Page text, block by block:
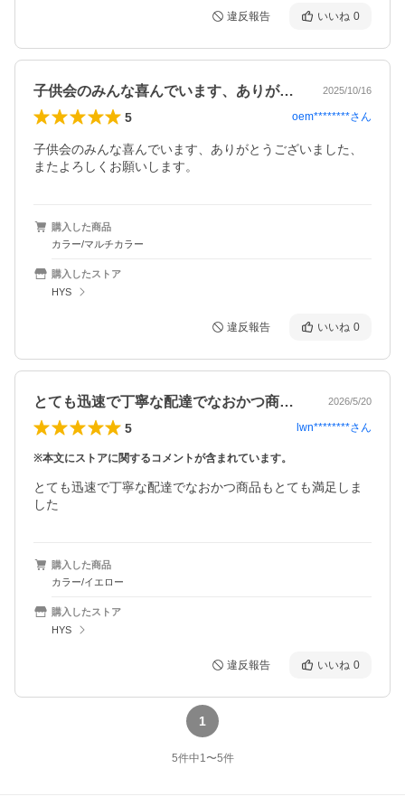
違反報告 いいね 0
子供会のみんな喜んでいます、ありがとう… 2025/10/16
5 oem********さん
子供会のみんな喜んでいます、ありがとうございました、
またよろしくお願いします。
購入した商品
カラー/マルチカラー
購入したストア
HYS
違反報告 いいね 0
とても迅速で丁寧な配達でなおかつ商品も… 2026/5/20
5 lwn********さん
※本文にストアに関するコメントが含まれています。
とても迅速で丁寧な配達でなおかつ商品もとても満足しま
した
購入した商品
カラー/イエロー
購入したストア
HYS
違反報告 いいね 0
1
5件中1〜5件